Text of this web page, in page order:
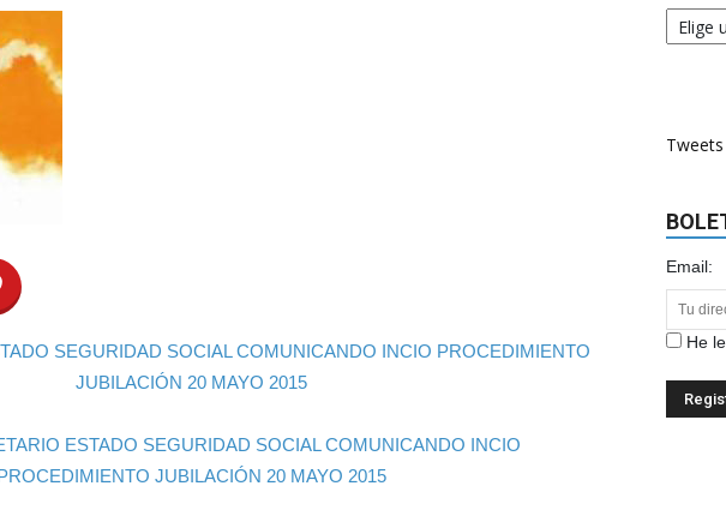
SEGURIDAD SOCIAL COMUNICANDO INCIO PROCEDIMIENTO
JUBILACIÓN 20 MAYO 2015
Email:
He